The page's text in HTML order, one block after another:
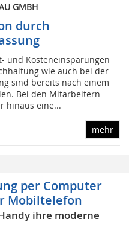
GMBH
durch
und Kosteneinsparungen
wie auch bei der
sind bereits nach einem
Bei den Mitarbeitern
hinaus eine...
mehr
per Computer
Mobiltelefon
ihre moderne